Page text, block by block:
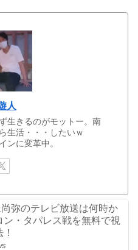
人
生きるのがモットー。南
生活・・・したいｗ
ンに変革中。
弥のテレビ放送は何時か
ン・タパレス戦を無料で視